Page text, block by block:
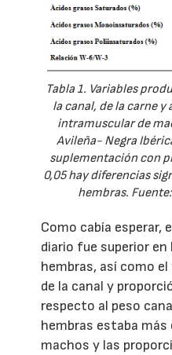
Tabla 1. Variables
la canal, de la carne y
intramuscular de
Avileña- Negra
suplementación con
0,05 hay diferencias
hembras.
Como cabía esperar,
diario fue superior
hembras, así como
de la canal y
respecto al peso
hembras estaba más
machos y las